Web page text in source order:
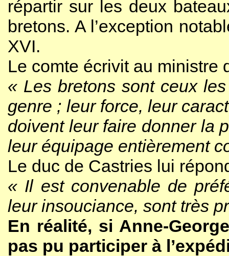
répartir sur les deux
bretons. A l’exception
XVI.
Le comte écrivit au ministre
« Les bretons sont ceux
genre ; leur force, leur
doivent leur faire donner la
leur équipage entièrement
Le duc de Castries lui
« Il est convenable de
leur insouciance, sont très
En réalité, si Anne-
pas pu participer à